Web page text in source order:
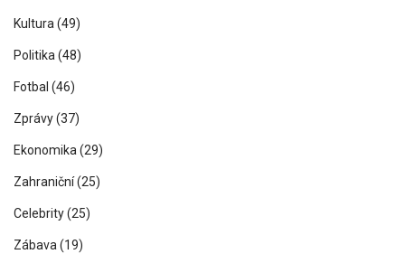
Kultura(49)
Politika(48)
Fotbal (46)
Zprávy(37)
Ekonomika(29)
Zahraniční(25)
Celebrity(25)
Zábava(19)